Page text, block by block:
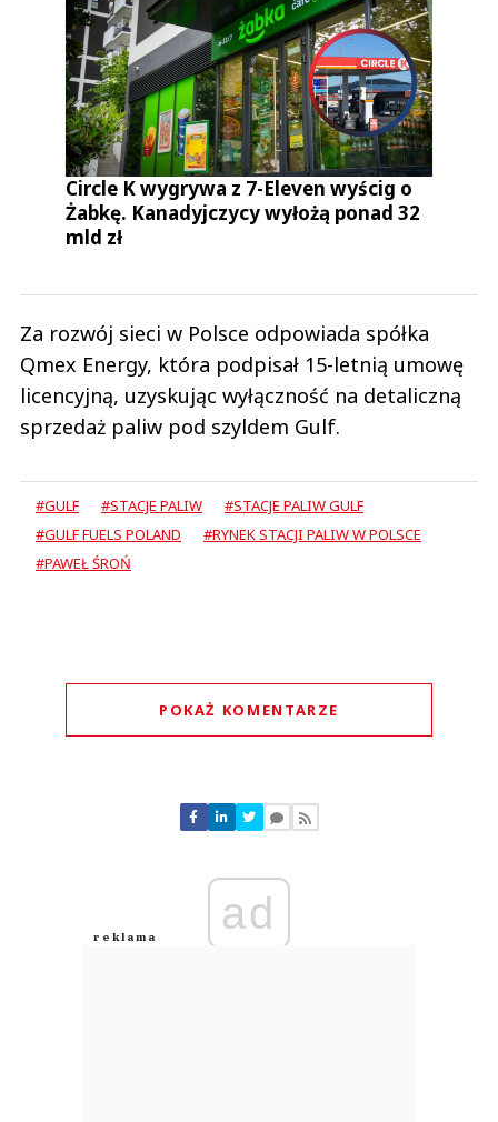
Circle K wygrywa z 7-Eleven wyścig o
Żabkę. Kanadyjczycy wyłożą ponad 32
mld zł
Za rozwój sieci w Polsce odpowiada spółka
Qmex Energy, która podpisał 15-letnią umowę
licencyjną, uzyskując wyłączność na detaliczną
sprzedaż paliw pod szyldem Gulf.
#GULF #STACJE PALIW
#STACJE PALIW GULF
#GULF FUELS POLAND
#RYNEK STACJI PALIW W POLSCE
#PAWEŁ ŚROŃ
POKAŻ KOMENTARZE
Lol
03.08.2026 / 18:36
ad